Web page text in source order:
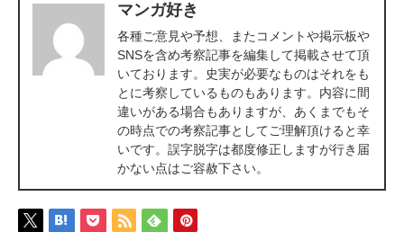
マンガ好き
各種ご意見や予想、またコメントや掲示板や
SNSを含め考察記事を編集して掲載させて頂
いております。史実が必要なものはそれをも
とに考察しているものもあります。内容に間
違いがある場合もありますが、あくまでもそ
の時点での考察記事としてご理解頂けると幸
いです。誤字脱字は都度修正しますが行き届
かない点はご容赦下さい。